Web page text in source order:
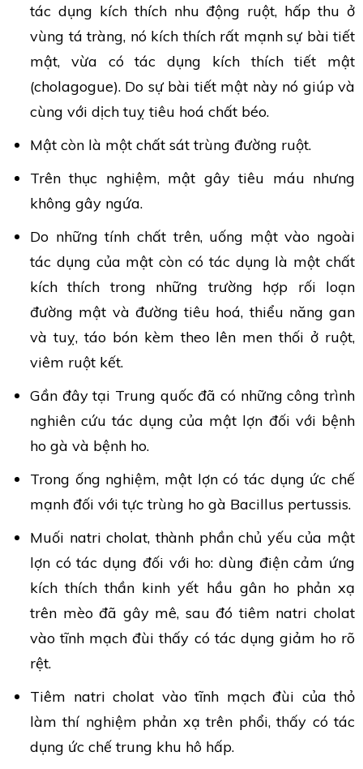
tác dụng kích thích nhu động ruột, hấp thu ở
vùng tá tràng, nó kích thích rất mạnh sự bài tiết
mật, vừa có tác dụng kích thích tiết mật
(cholagogue). Do sự bài tiết mật này nó giúp và
cùng với dịch tuỵ tiêu hoá chất béo.
Mật còn là một chất sát trùng đường ruột.
Trên thục nghiệm, mật gây tiêu máu nhưng
không gây ngứa.
Do những tính chất trên, uống mật vào ngoài
tác dụng của mật còn có tác dụng là một chất
kích thích trong những trường hợp rối loạn
đường mật và đường tiêu hoá, thiểu năng gan
và tuỵ, táo bón kèm theo lên men thối ở ruột,
viêm ruột kết.
Gần đây tại Trung quốc đã có những công trình
nghiên cứu tác dụng của mật lợn đối với bệnh
ho gà và bệnh ho.
Trong ống nghiệm, mật lợn có tác dụng ức chế
mạnh đối với tực trùng ho gà Bacillus pertussis.
Muối natri cholat, thành phần chủ yếu của mật
lợn có tác dụng đối với ho: dùng điện cảm ứng
kích thích thần kinh yết hầu gân ho phản xạ
trên mèo đã gây mê, sau đó tiêm natri cholat
vào tĩnh mạch đùi thấy có tác dụng giảm ho rõ
rệt.
Tiêm natri cholat vào tĩnh mạch đùi của thỏ
làm thí nghiệm phản xạ trên phổi, thấy có tác
dụng ức chế trung khu hô hấp.